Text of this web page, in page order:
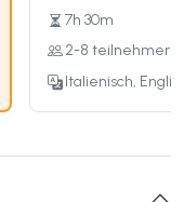
7h 30m
2-8 teilnehmer
Italienisch,